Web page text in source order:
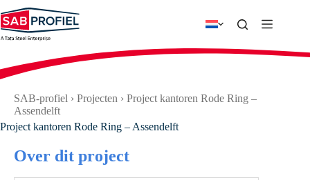
naar
de
inhoud
SAB-profiel › Projecten › Project kantoren Rode Ring –
Assendelft
Project kantoren Rode Ring – Assendelft
Over dit project